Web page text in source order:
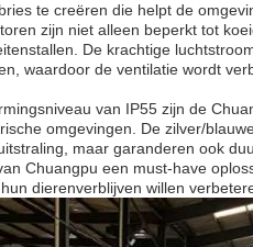
te creëren die helpt de
zijn niet alleen beperkt tot
De krachtige
waardoor de ventilatie wordt
van IP55 zijn de
omgevingen. De zilver/
maar garanderen ook
Chuangpu een must-have
dierenverblijven willen